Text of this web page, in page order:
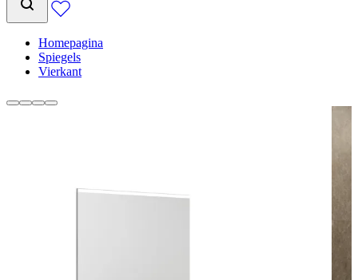
Homepagina
Spiegels
Vierkant